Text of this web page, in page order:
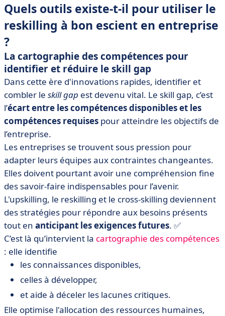
Quels outils existe-t-il pour utiliser le
reskilling à bon escient en entreprise
?
La cartographie des compétences pour
identifier et réduire le skill gap
Dans cette ère d'innovations rapides, identifier et
combler le skill gap est devenu vital. Le skill gap, c’est
l’écart entre les compétences disponibles et les
compétences requises pour atteindre les objectifs de
l’entreprise.
Les entreprises se trouvent sous pression pour
adapter leurs équipes aux contraintes changeantes.
Elles doivent pourtant avoir une compréhension fine
des savoir-faire indispensables pour l’avenir.
L'upskilling, le reskilling et le cross-skilling deviennent
des stratégies pour répondre aux besoins présents
tout en anticipant les exigences futures. ✅
C’est là qu’intervient la cartographie des compétences
: elle identifie
les connaissances disponibles,
celles à développer,
et aide à déceler les lacunes critiques.
Elle optimise l'allocation des ressources humaines,